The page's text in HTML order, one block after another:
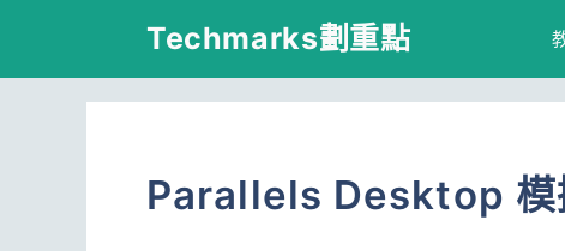
Techmarks劃重點
Parallels Desktop 模